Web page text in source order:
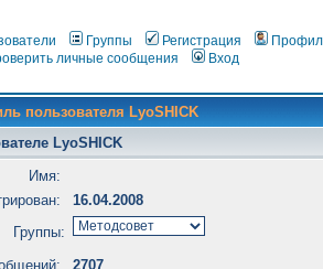
Группы Регистрация
личные сообщения
Вход
пользователя LyoSHICK
LyoSHICK
Имя:
16.04.2008
Группы:
2707